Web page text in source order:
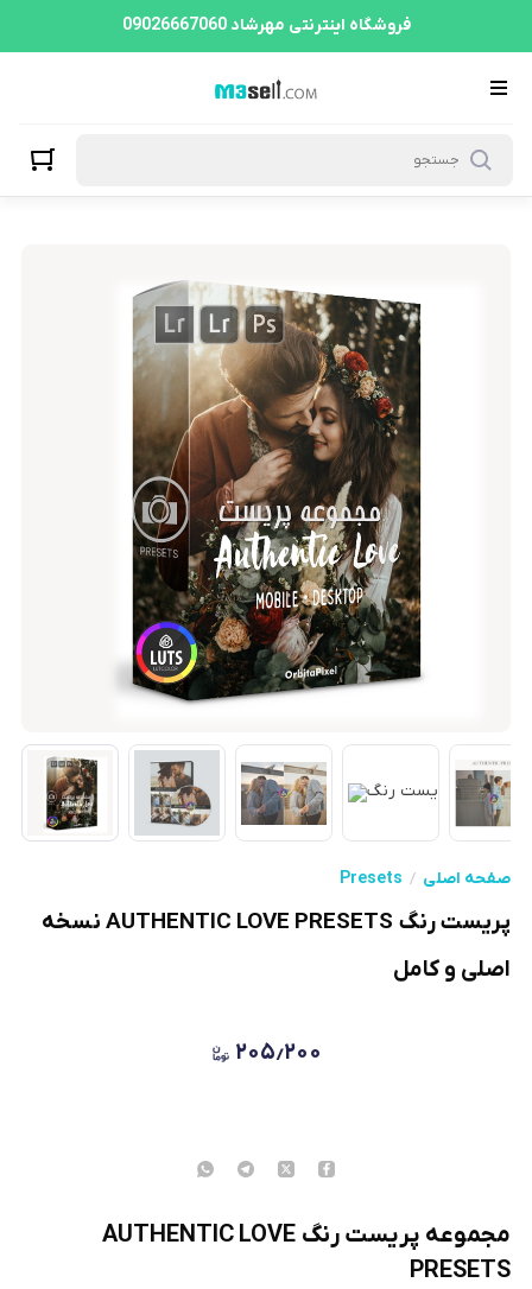
فروشگاه اینترنتی مهرشاد 09026667060
صفحه اصلی Presets
پریست رنگ AUTHENTIC LOVE PRESETS نسخه
اصلی و کامل
۲۰۵٫۲۰۰
مجموعه پریست رنگ AUTHENTIC LOVE
PRESETS